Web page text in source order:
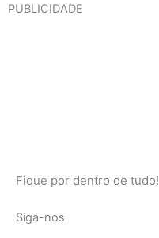
PUBLICIDADE
Fique por dentro de tudo!
Siga-nos